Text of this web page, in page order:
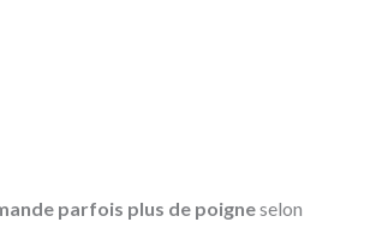
parfois plus de poigneselon